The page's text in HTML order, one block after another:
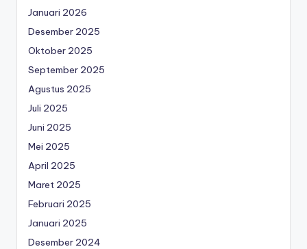
Januari 2026
Desember 2025
Oktober 2025
September 2025
Agustus 2025
Juli 2025
Juni 2025
Mei 2025
April 2025
Maret 2025
Februari 2025
Januari 2025
Desember 2024